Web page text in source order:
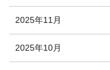
2025年11月
2025年10月